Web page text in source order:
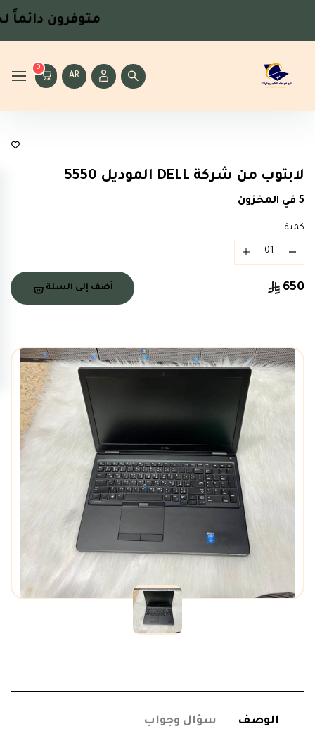
متوفرون دائماً
AR
0
لابتوب من شركة DELL الموديل 5550
5 في المخزون
كمية
650 أضف إلى السلة
الوصف سؤال وجواب